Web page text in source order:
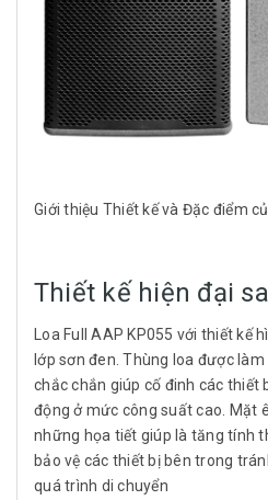
Giới thiệu Thiết kế và Đặc điểm
Thiết kế hiện đại
Loa Full AAP KP055 với thiết kế
lớp sơn đen. Thùng loa được
chắc chắn giúp cố đinh các thiết
động ở mức công suất cao. Mặt
những họa tiết giúp là tăng tính
bảo vệ các thiết bị bên trong
quá trình di chuyển